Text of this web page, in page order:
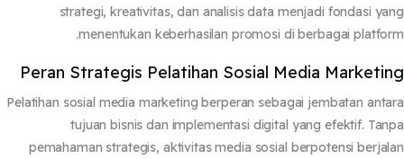
strategi, kreativitas, dan analisis data menjadi fondasi
menentukan keberhasilan promosi di berbagai
Peran Strategis Pelatihan Sosial Media
Pelatihan sosial media marketing berperan sebagai jembatan
tujuan bisnis dan implementasi digital yang efektif.
pemahaman strategis, aktivitas media sosial berpotensi